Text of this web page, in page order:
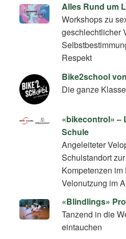
Alles Rund um
Workshops zu
geschlechtlicher
Respekt
Bike2school
Die ganze
«bikecontrol» –
Schule
Angeleiteter
Schulstandort
Kompetenzen
Velonutzung im
«Blindlings»
Tanzend in die
eintauchen